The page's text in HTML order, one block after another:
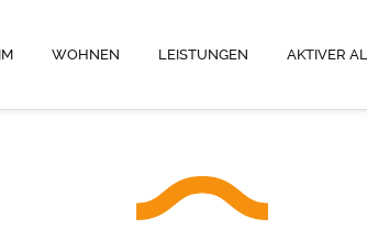
WOHNEN LEISTUNGEN AKTIVER